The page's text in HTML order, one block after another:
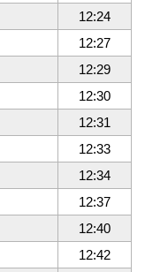
12:24
12:27
12:29
12:30
12:31
12:33
12:34
12:37
12:40
12:42